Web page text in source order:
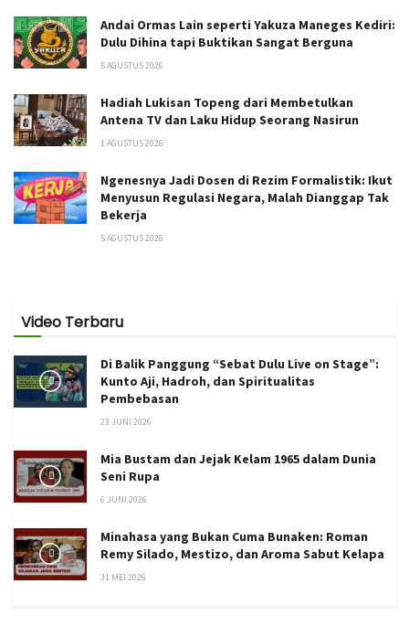
Andai Ormas Lain seperti Yakuza Maneges Kediri:
Dulu Dihina tapi Buktikan Sangat Berguna
5 AGUSTUS 2026
Hadiah Lukisan Topeng dari Membetulkan
Antena TV dan Laku Hidup Seorang Nasirun
1 AGUSTUS 2026
Ngenesnya Jadi Dosen di Rezim Formalistik: Ikut
Menyusun Regulasi Negara, Malah Dianggap Tak
Bekerja
5 AGUSTUS 2026
Video Terbaru
Di Balik Panggung “Sebat Dulu Live on Stage”:
Kunto Aji, Hadroh, dan Spiritualitas
Pembebasan
23 JUNI 2026
Mia Bustam dan Jejak Kelam 1965 dalam Dunia
Seni Rupa
6 JUNI 2026
Minahasa yang Bukan Cuma Bunaken: Roman
Remy Silado, Mestizo, dan Aroma Sabut Kelapa
31 MEI 2026